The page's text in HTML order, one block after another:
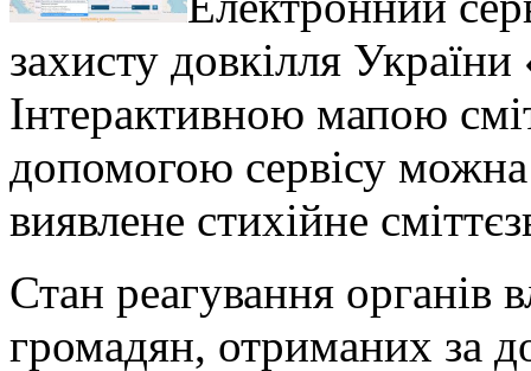
захисту довкілля
Інтерактивною мапою
допомогою сервісу
виявлене стихійне
Стан реагування органів
громадян, отриманих за